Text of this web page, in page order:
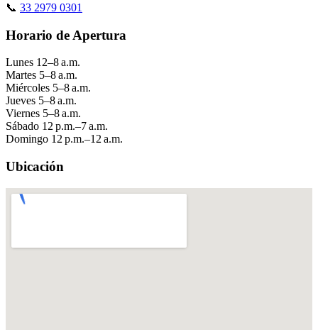
📞 33 2979 0301
Horario de Apertura
Lunes 12–8 a.m.
Martes 5–8 a.m.
Miércoles 5–8 a.m.
Jueves 5–8 a.m.
Viernes 5–8 a.m.
Sábado 12 p.m.–7 a.m.
Domingo 12 p.m.–12 a.m.
Ubicación